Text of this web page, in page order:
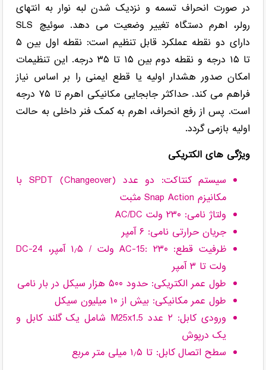
در صورت انحراف تسمه و نزدیک شدن لبه نوار به انتهای
رولر، اهرم دستگاه تغییر وضعیت می دهد. سوئیچ SLS
دارای دو نقطه عملکرد قابل تنظیم است: نقطه اول بین ۵
تا ۱۵ درجه و نقطه دوم بین ۱۵ تا ۳۵ درجه. این تنظیمات
امکان صدور هشدار اولیه یا قطع ایمنی را بر اساس نیاز
فراهم می کند. حداکثر جابجایی مکانیکی اهرم تا ۷۵ درجه
است. پس از رفع انحراف، اهرم به کمک فنر داخلی به حالت
اولیه بازمی گردد.
ویژگی های الکتریکی
سیستم کنتاکت: دو عدد SPDT (Changeover) با
مکانیزم Snap Action مثبت
ولتاژ نامی: ۲۳۰ ولت AC/DC
جریان حرارتی نامی: ۶ آمپر
ظرفیت قطع: AC-15: ۲۳۰ ولت / ۱٫۵ آمپر، DC-24
ولت تا ۳ آمپر
طول عمر الکتریکی: حدود ۵۰۰ هزار سیکل در بار نامی
طول عمر مکانیکی: بیش از ۱۰ میلیون سیکل
ورودی کابل: ۲ عدد M25x1.5 شامل یک گلند کابل و
یک درپوش
سطح اتصال کابل: تا ۱٫۵ میلی متر مربع